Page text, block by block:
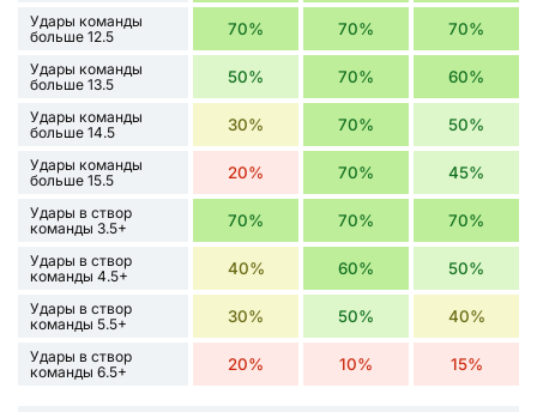
Удары команды
больше 12.5
70% 70% 70%
Удары команды
больше 13.5
50% 70% 60%
Удары команды
больше 14.5
30% 70% 50%
Удары команды
больше 15.5
20% 70% 45%
Удары в створ
команды 3.5+
70% 70% 70%
Удары в створ
команды 4.5+
40% 60% 50%
Удары в створ
команды 5.5+
30% 50% 40%
Удары в створ
команды 6.5+
20% 10% 15%